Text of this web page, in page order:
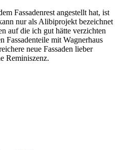
Fassadenrest angestellt hat, ist
nur als Alibiprojekt bezeichnet
auf die ich gut hätte verzichten
Fassadenteile mit Wagnerhaus
neue Fassaden lieber
Reminiszenz.